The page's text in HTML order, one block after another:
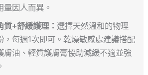
量因人而異。
質+舒緩護理： 選擇天然溫和的物理
，每週1次即可。乾燥敏感處建議搭配
膚油、輕質護膚膏協助減緩不適並強